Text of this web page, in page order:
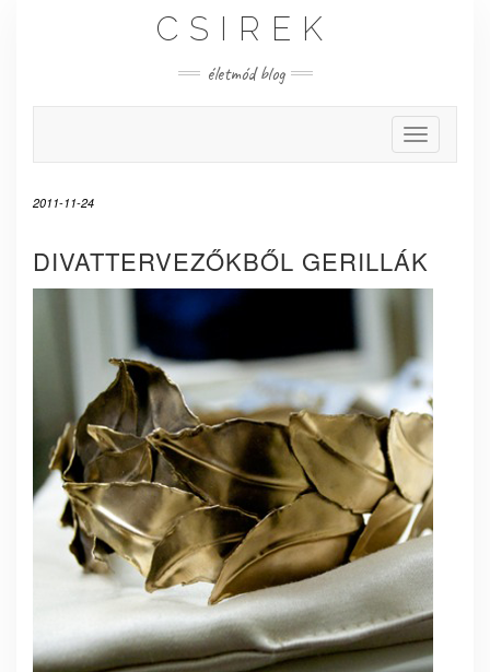
CSIREK
életmód blog
Toggle
2011-11-24
DIVATTERVEZŐKBŐL GERILLÁK